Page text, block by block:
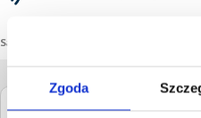
Zgoda
Sąd internetowy